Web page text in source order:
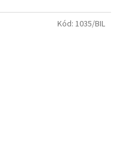
Kód: 1035/BIL